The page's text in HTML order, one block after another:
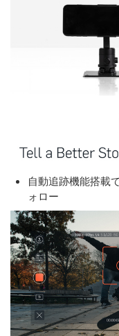
自動追跡機能搭載
ォロー